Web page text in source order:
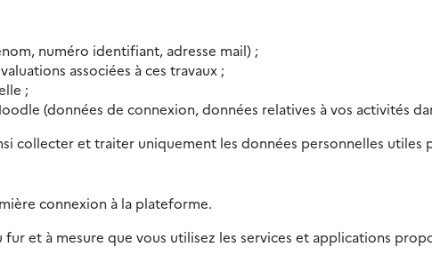
numéro identifiant, adresse mail) ;
associées à ces travaux ;
;
(données de connexion, données relatives à vos activités
collecter et traiter uniquement les données personnelles utiles
connexion à la plateforme.
et à mesure que vous utilisez les services et applications